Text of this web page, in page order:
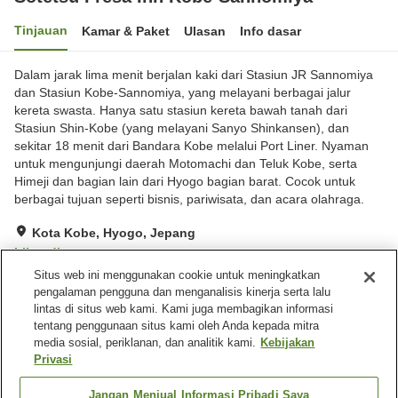
Tinjauan Kamar & Paket Ulasan Info dasar
Dalam jarak lima menit berjalan kaki dari Stasiun JR Sannomiya
dan Stasiun Kobe-Sannomiya, yang melayani berbagai jalur
kereta swasta. Hanya satu stasiun kereta bawah tanah dari
Stasiun Shin-Kobe (yang melayani Sanyo Shinkansen), dan
sekitar 18 menit dari Bandara Kobe melalui Port Liner. Nyaman
untuk mengunjungi daerah Motomachi dan Teluk Kobe, serta
Himeji dan bagian lain dari Hyogo bagian barat. Cocok untuk
berbagai tujuan seperti bisnis, pariwisata, dan acara olahraga.
Kota Kobe, Hyogo, Jepang
Lihat di peta
Sangat baik Ulasan: 289
Fasilitas properti
Wi-Fi
stasiun
Benar-benar bebas rokok
Area tertentu bisa merokok
Situs web ini menggunakan cookie untuk meningkatkan
pengalaman pengguna dan menganalisis kinerja serta lalu
lintas di situs web kami. Kami juga membagikan informasi
tentang penggunaan situs kami oleh Anda kepada mitra
media sosial, periklanan, dan analitik kami. Kebijakan
Privasi
Jangan Menjual Informasi Pribadi Saya